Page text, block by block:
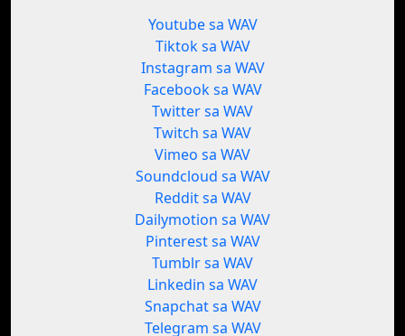
Youtube sa WAV
Tiktok sa WAV
Instagram sa WAV
Facebook sa WAV
Twitter sa WAV
Twitch sa WAV
Vimeo sa WAV
Soundcloud sa WAV
Reddit sa WAV
Dailymotion sa WAV
Pinterest sa WAV
Tumblr sa WAV
Linkedin sa WAV
Snapchat sa WAV
Telegram sa WAV